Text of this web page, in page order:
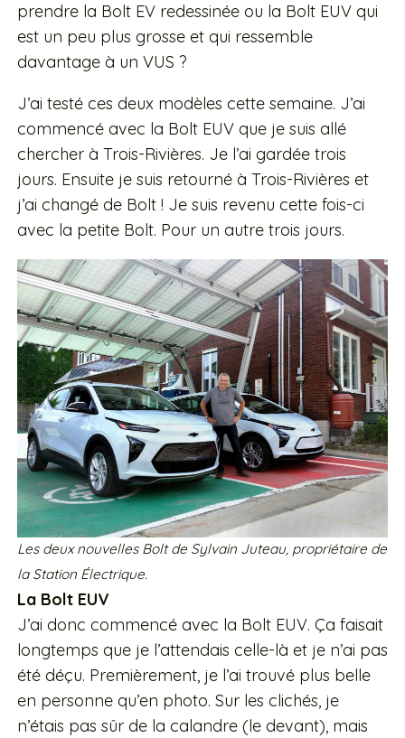
prendre la Bolt EV redessinée ou la Bolt EUV qui
est un peu plus grosse et qui ressemble
davantage à un VUS ?
J’ai testé ces deux modèles cette semaine. J’ai
commencé avec la Bolt EUV que je suis allé
chercher à Trois-Rivières. Je l’ai gardée trois
jours. Ensuite je suis retourné à Trois-Rivières et
j’ai changé de Bolt ! Je suis revenu cette fois-ci
avec la petite Bolt. Pour un autre trois jours.
Les deux nouvelles Bolt de Sylvain Juteau, propriétaire de
la Station Électrique.
La Bolt EUV
J’ai donc commencé avec la Bolt EUV. Ça faisait
longtemps que je l’attendais celle-là et je n’ai pas
été déçu. Premièrement, je l’ai trouvé plus belle
en personne qu’en photo. Sur les clichés, je
n’étais pas sûr de la calandre (le devant), mais